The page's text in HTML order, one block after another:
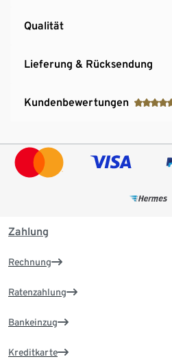
Qualität
Lieferung & Rücksendung
Kundenbewertungen
Zahlung
Rechnung
Ratenzahlung
Bankeinzug
Kreditkarte